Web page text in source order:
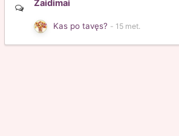
Žaidimai
Kas po tavęs?